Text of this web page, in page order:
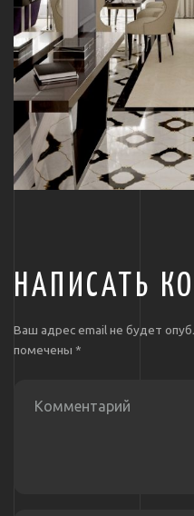
НАПИСАТЬ
Ваш адрес email не будет
помечены *